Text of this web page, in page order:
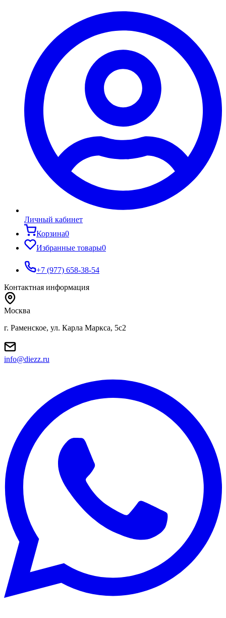
Личный кабинет
Корзина0
Избранные товары0
+7 (977) 658-38-54
Контактная информация
Москва
г. Раменское, ул. Карла Маркса, 5с2
info@diezz.ru